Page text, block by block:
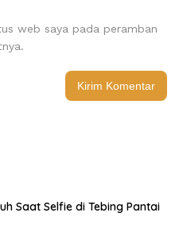
web saya pada peramban
Saat Selfie di Tebing Pantai